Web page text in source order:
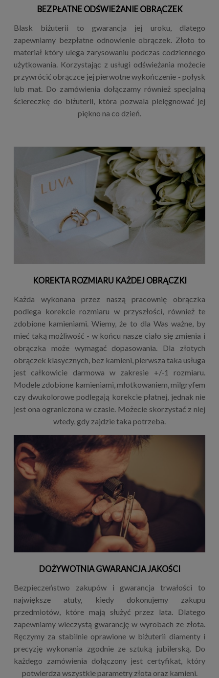
BEZPŁATNE ODŚWIEŻANIE OBRĄCZEK
Blask biżuterii to gwarancja jej uroku, dlatego
zapewniamy bezpłatne odnowienie obrączek. Złoto to
materiał który ulega zarysowaniu podczas codziennego
użytkowania. Korzystając z usługi odświeżania możecie
przywrócić obrączce jej pierwotne wykończenie - połysk
lub mat. Do zamówienia dołączamy również specjalną
ściereczkę do biżuterii, która pozwala pielęgnować jej
piękno na co dzień.
KOREKTA ROZMIARU KAŻDEJ OBRĄCZKI
Każda wykonana przez naszą pracownię obrączka
podlega korekcie rozmiaru w przyszłości, również te
zdobione kamieniami. Wiemy, że to dla Was ważne, by
mieć taką możliwość - w końcu nasze ciało się zmienia i
obrączka może wymagać dopasowania. Dla złotych
obrączek klasycznych, bez kamieni, pierwsza taka usługa
jest całkowicie darmowa w zakresie +/-1 rozmiaru.
Modele zdobione kamieniami, młotkowaniem, milgryfem
czy dwukolorowe podlegają korekcie płatnej, jednak nie
jest ona ograniczona w czasie. Możecie skorzystać z niej
wtedy, gdy zajdzie taka potrzeba.
DOŻYWOTNIA GWARANCJA JAKOŚCI
Bezpieczeństwo zakupów i gwarancja trwałości to
największe atuty, kiedy dokonujemy zakupu
przedmiotów, które mają służyć przez lata. Dlatego
zapewniamy wieczystą gwarancję w wyrobach ze złota.
Ręczymy za stabilnie oprawione w biżuterii diamenty i
precyzję wykonania zgodnie ze sztuką jubilerską. Do
każdego zamówienia dołączony jest certyfikat, który
potwierdza wszystkie parametry złota oraz kamieni.